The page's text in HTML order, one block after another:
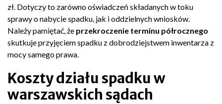
zł. Dotyczy to zarówno oświadczeń składanych w toku
sprawy o nabycie spadku, jak i oddzielnych wniosków.
Należy pamiętać, że przekroczenie terminu półrocznego
skutkuje przyjęciem spadku z dobrodziejstwem inwentarza z
mocy samego prawa.
Koszty działu spadku w
warszawskich sądach